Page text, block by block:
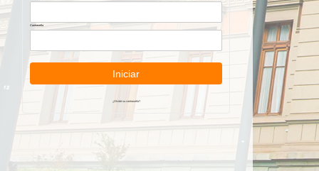
Contraseña
Iniciar
¿Olvidó su contraseña?